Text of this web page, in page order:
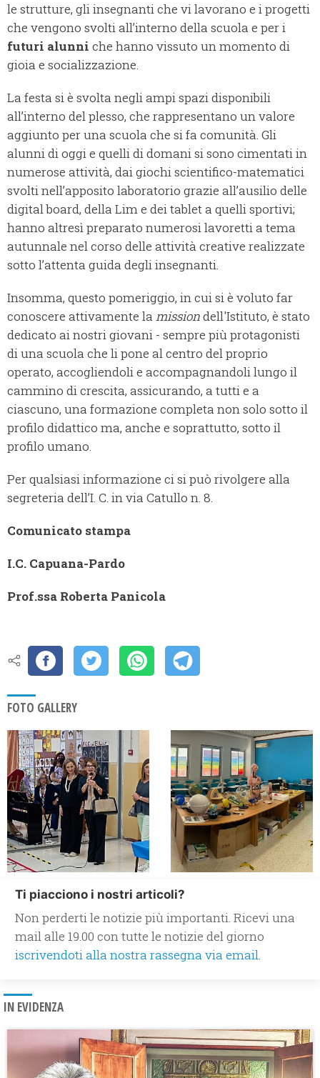
le strutture, gli insegnanti che vi lavorano e i progetti
che vengono svolti all’interno della scuola e per i
futuri alunni che hanno vissuto un momento di
gioia e socializzazione.
La festa si è svolta negli ampi spazi disponibili
all’interno del plesso, che rappresentano un valore
aggiunto per una scuola che si fa comunità. Gli
alunni di oggi e quelli di domani si sono cimentati in
numerose attività, dai giochi scientifico-matematici
svolti nell’apposito laboratorio grazie all’ausilio delle
digital board, della Lim e dei tablet a quelli sportivi;
hanno altresì preparato numerosi lavoretti a tema
autunnale nel corso delle attività creative realizzate
sotto l’attenta guida degli insegnanti.
Insomma, questo pomeriggio, in cui si è voluto far
conoscere attivamente la missiondell'Istituto, è stato
dedicato ai nostri giovani - sempre più protagonisti
di una scuola che li pone al centro del proprio
operato, accogliendoli e accompagnandoli lungo il
cammino di crescita, assicurando, a tutti e a
ciascuno, una formazione completa non solo sotto il
profilo didattico ma, anche e soprattutto, sotto il
profilo umano.
Per qualsiasi informazione ci si può rivolgere alla
segreteria dell’I. C. in via Catullo n. 8.
Comunicato stampa
I.C. Capuana-Pardo
Prof.ssa Roberta Panicola
FOTO GALLERY
Ti piacciono i nostri articoli?
Non perderti le notizie più importanti. Ricevi una
mail alle 19.00 con tutte le notizie del giorno
iscrivendoti alla nostra rassegna via email.
IN EVIDENZA